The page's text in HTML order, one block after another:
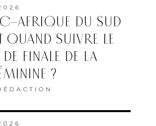
DU SUD
QUAND SUIVRE LE
FINALE DE LA
?